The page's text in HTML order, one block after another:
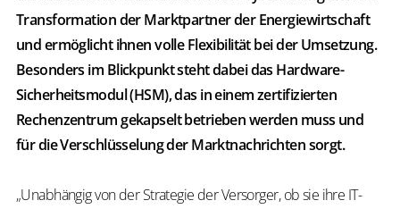
Transformation der Marktpartner der Energiewirtschaft
und ermöglicht ihnen volle Flexibilität bei der Umsetzung.
Besonders im Blickpunkt steht dabei das Hardware-
Sicherheitsmodul (HSM), das in einem zertifizierten
Rechenzentrum gekapselt betrieben werden muss und
für die Verschlüsselung der Marktnachrichten sorgt.
„Unabhängig von der Strategie der Versorger, ob sie ihre IT-